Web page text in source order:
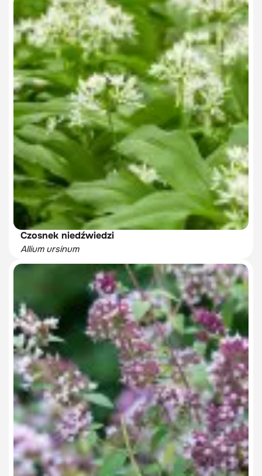
Czosnek niedźwiedzi
Allium ursinum